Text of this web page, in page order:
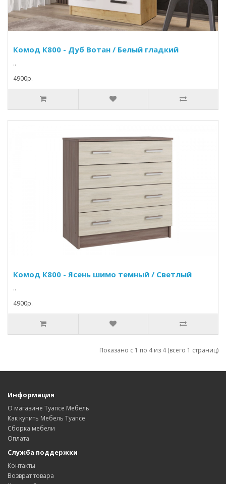
Комод К800 - Дуб Вотан / Белый гладкий
..
4900p.
Комод К800 - Ясень шимо темный / Светлый
..
4900p.
Показано с 1 по 4 из 4 (всего 1 страниц)
Информация
О магазине Туапсе Мебель
Как купить Мебель Туапсе
Сборка мебели
Оплата
Служба поддержки
Контакты
Возврат товара